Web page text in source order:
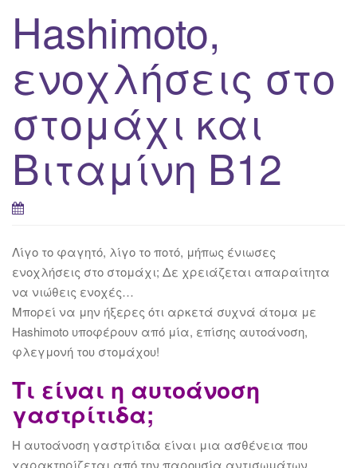
Hashimoto,
ενοχλήσεις στο
στομάχι και
Βιταμίνη Β12
Λίγο το φαγητό, λίγο το ποτό, μήπως ένιωσες
ενοχλήσεις στο στομάχι; Δε χρειάζεται απαραίτητα
να νιώθεις ενοχές…
Μπορεί να μην ήξερες ότι αρκετά συχνά άτομα με
Hashimotο υποφέρουν από μία, επίσης αυτοάνοση,
φλεγμονή του στομάχου!
Τι είναι η αυτοάνοση
γαστρίτιδα;
Η αυτοάνοση γαστρίτιδα είναι μια ασθένεια που
χαρακτηρίζεται από την παρουσία αντισωμάτων